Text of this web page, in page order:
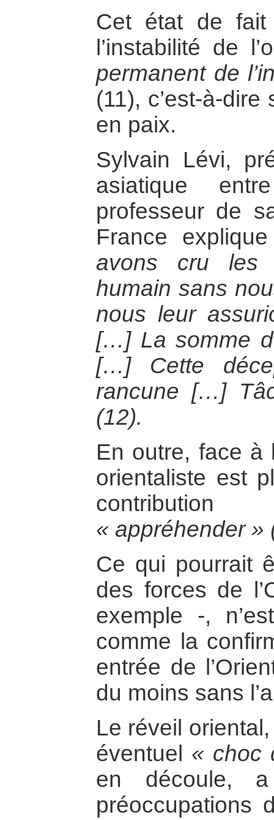
Cet état de
l’instabilité de
permanent de
(11), c’est-à-
en paix.
Sylvain Lévi,
asiatique
professeur de
France
avons cru les
humain sans
nous leur
[…] La somme
[…] Cette
rancune […]
(12).
En outre, face à
orientaliste est
« appréhender »
Ce qui pourrait
des forces de
exemple -,
comme la
entrée de
du moins sans
Le réveil
éventuel « choc
en découle,
préoccupations